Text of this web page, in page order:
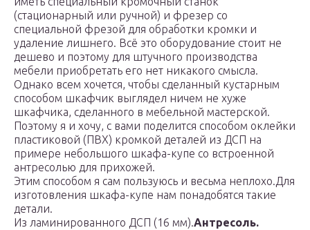
(стационарный или ручной) и фрезер со
специальной фрезой для обработки кромки и
удаление лишнего. Всё это оборудование стоит не
дешево и поэтому для штучного производства
мебели приобретать его нет никакого смысла.
Однако всем хочется, чтобы сделанный кустарным
способом шкафчик выглядел ничем не хуже
шкафчика, сделанного в мебельной мастерской.
Поэтому я и хочу, с вами поделится способом оклейки
пластиковой (ПВХ) кромкой деталей из ДСП на
примере небольшого шкафа-купе со встроенной
антресолью для прихожей.
Этим способом я сам пользуюсь и весьма неплохо.Для
изготовления шкафа-купе нам понадобятся такие
детали.
Из ламинированного ДСП (16 мм).Антресоль.